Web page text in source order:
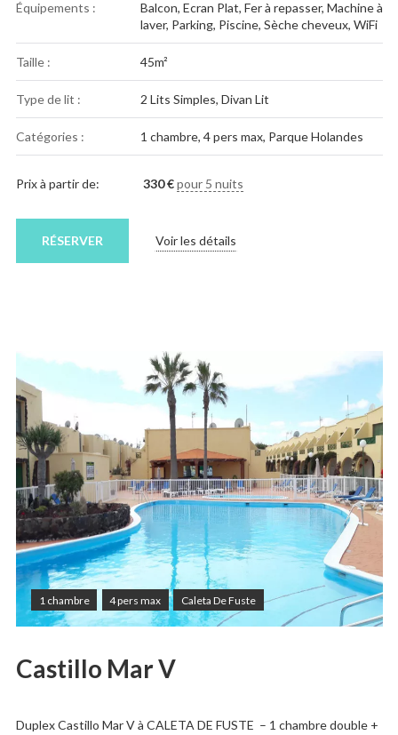
Équipements : Balcon, Ecran Plat, Fer à repasser, Machine à
laver, Parking, Piscine, Sèche cheveux, WiFi
Taille : 45m²
Type de lit : 2 Lits Simples, Divan Lit
Catégories : 1 chambre, 4 pers max, Parque Holandes
Prix à partir de: 330€ pour 5 nuits
Voir les détails
RÉSERVER
1 chambre 4 pers max Caleta De Fuste
Castillo Mar V
Duplex Castillo Mar V à CALETA DE FUSTE – 1 chambre double +